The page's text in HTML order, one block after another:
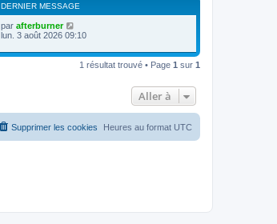
DERNIER MESSAGE
par afterburner
lun. 3 août 2026 09:10
1 résultat trouvé • Page 1 sur 1
Aller à
Heures au format UTC
Supprimer les cookies